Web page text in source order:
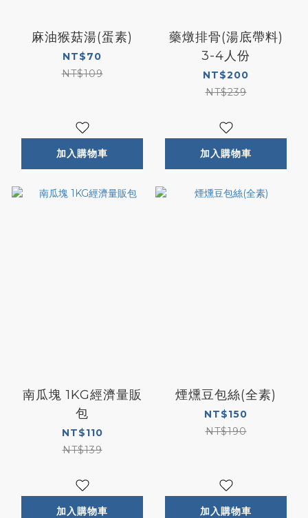
麻油猴菇湯(蛋素)
NT$70
NT$109
加入購物車
藥燉排骨(湯底帶料)
3-4人份
NT$200
NT$239
加入購物車
南瓜塊 1KG經濟量販
包
NT$110
NT$139
加入購物車
煙燻豆包絲(全素)
NT$150
NT$190
加入購物車